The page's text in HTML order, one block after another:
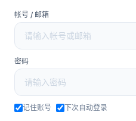
帐号 / 邮箱
密码
记住账号 下次自动登录